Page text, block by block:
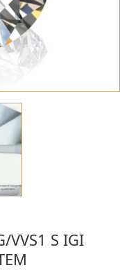
VVS1 S IGI